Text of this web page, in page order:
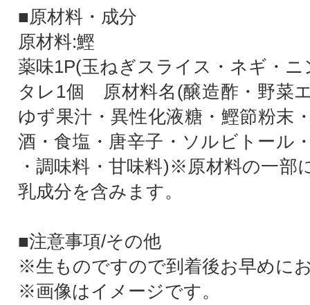
■原材料・成分
原材料:鰹
薬味1P(玉ねぎスライス・ネギ・ニ
タレ1個 原材料名(醸造酢・野菜
ゆず果汁・異性化液糖・鰹節粉末
酒・食塩・唐辛子・ソルビトール
・調味料・甘味料)※原材料の一部
乳成分を含みます。
■注意事項/その他
※生ものですので到着後お早めに
※画像はイメージです。